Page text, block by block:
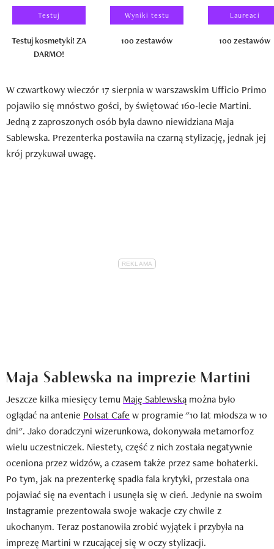
Testuj
Testuj kosmetyki! ZA
DARMO!
Wyniki testu
100 zestawów
Laureaci
100 zestawów
W czwartkowy wieczór 17 sierpnia w warszawskim Ufficio Primo
pojawiło się mnóstwo gości, by świętować 160-lecie Martini.
Jedną z zaproszonych osób była dawno niewidziana Maja
Sablewska. Prezenterka postawiła na czarną stylizację, jednak jej
krój przykuwał uwagę.
Maja Sablewska na imprezie Martini
Jeszcze kilka miesięcy temu Maję Sablewską można było
oglądać na antenie Polsat Cafe w programie "10 lat młodsza w 10
dni". Jako doradczyni wizerunkowa, dokonywała metamorfoz
wielu uczestniczek. Niestety, część z nich została negatywnie
oceniona przez widzów, a czasem także przez same bohaterki.
Po tym, jak na prezenterkę spadła fala krytyki, przestała ona
pojawiać się na eventach i usunęła się w cień. Jedynie na swoim
Instagramie prezentowała swoje wakacje czy chwile z
ukochanym. Teraz postanowiła zrobić wyjątek i przybyła na
imprezę Martini w rzucającej się w oczy stylizacji.